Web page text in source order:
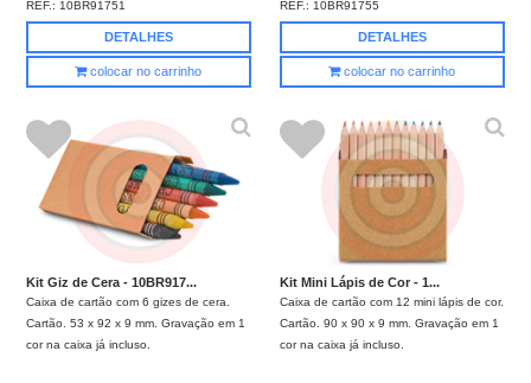
REF.: 10BR91751
DETALHES
colocar no carrinho
REF.: 10BR91755
DETALHES
colocar no carrinho
Kit Giz de Cera - 10BR917...
Caixa de cartão com 6 gizes de cera.
Cartão. 53 x 92 x 9 mm. Gravação em 1
cor na caixa já incluso.
Kit Mini Lápis de Cor - 1...
Caixa de cartão com 12 mini lápis de cor.
Cartão. 90 x 90 x 9 mm. Gravação em 1
cor na caixa já incluso.